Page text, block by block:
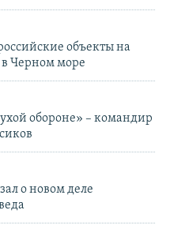
объекты на
Черном море
обороне» – командир
о новом деле